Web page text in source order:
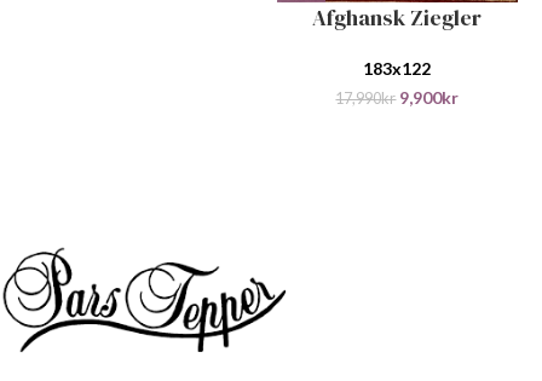
Afghansk Ziegler
183x122
17,990kr 9,900kr